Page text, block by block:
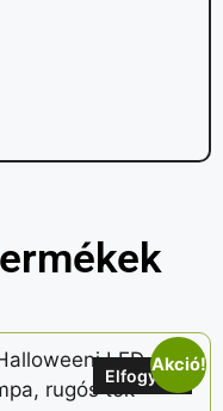
Akció!
Elfogyott